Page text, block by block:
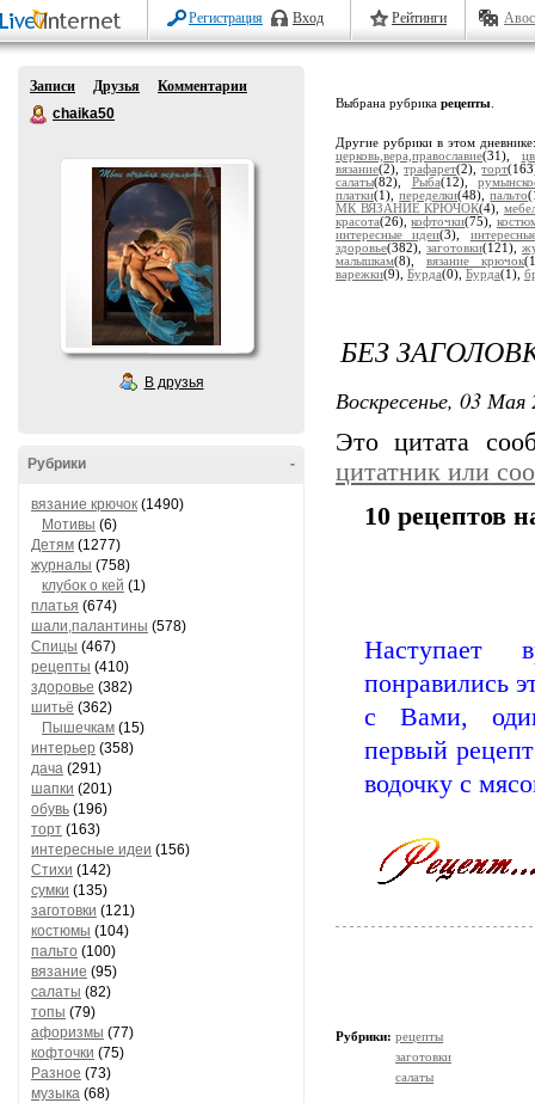
Регистрация Вход Рейтинги
Записи Друзья
Комментарии
chaika50
В друзья
-
Рубрики
вязание крючок (1490)
Мотивы (6)
Детям (1277)
журналы (758)
клубок о кей (1)
платья (674)
шали,палантины (578)
Спицы (467)
рецепты (410)
здоровье (382)
шитьё (362)
Пышечкам (15)
интерьер (358)
дача (291)
шапки (201)
обувь (196)
торт (163)
интересные идеи (156)
Стихи (142)
сумки (135)
заготовки (121)
костюмы (104)
пальто (100)
вязание (95)
салаты (82)
топы (79)
афоризмы (77)
кофточки (75)
Разное (73)
музыка (68)
Выбрана рубрика рецепты
Другие рубрики в этом
церковь,вера,православие(31),
вязание(2),трафарет(2),торт
салаты(82), Рыба(12),
платки(1),переделки(48),пальто
МК ВЯЗАНИЕ КРЮЧОК(4),
красота(26),кофточки(75),
интересные идеи(3),
здоровье(382), заготовки(121),
малышкам(8), вязание крючок
варежки(9), Бурда(0), Бурда(1),
БЕЗ
Воскресенье, 03
Это цитата
цитатник или
10 рецептов
Наступает
понравились
с Вами,
первый
водочку с
Рубрики: рецепты
заготовки
салаты